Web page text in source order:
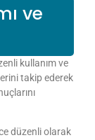
ve
kullanım ve
takip ederek
düzenli olarak